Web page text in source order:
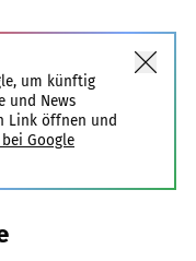
um künftig
und News
Link öffnen und
bei Google